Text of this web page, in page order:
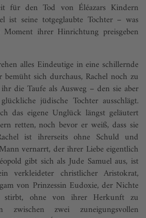
für den Tod von Éléazars Kindern
ist seine totgeglaubte Tochter – was
ihrer Hinrichtung preisgeben
alles Eindeutige in eine schillernde
bemüht sich durchaus, Rachel noch zu
die Taufe als Ausweg – den sie aber
jüdische Tochter ausschlägt.
das eigene Unglück längst geläutert
retten, noch bevor er weiß, dass sie
ist ihrerseits ohne Schuld und
vernarrt, der ihrer Liebe eigentlich
gibt sich als Jude Samuel aus, ist
verkleideter christlicher Aristokrat,
von Prinzessin Eudoxie, der Nichte
stirbt, ohne von ihrer Herkunft zu
zwischen zwei zuneigungsvollen